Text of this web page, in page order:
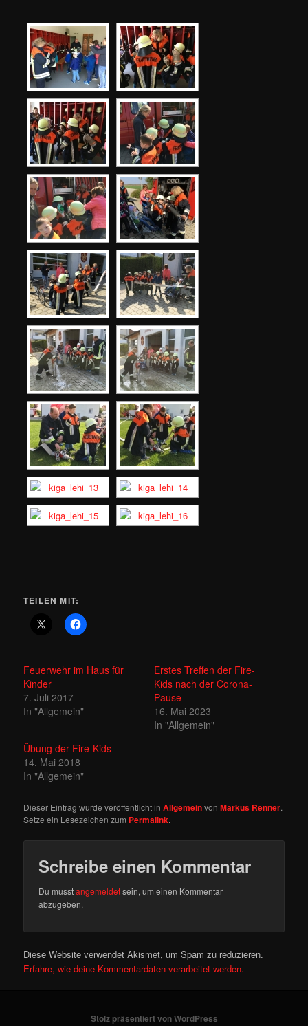
TEILEN MIT:
Feuerwehr im Haus für
Kinder
7. Juli 2017
In "Allgemein"
Erstes Treffen der Fire-
Kids nach der Corona-
Pause
16. Mai 2023
In "Allgemein"
Übung der Fire-Kids
14. Mai 2018
In "Allgemein"
Dieser Eintrag wurde veröffentlicht inAllgemeinvonMarkus Renner.
Setze ein Lesezeichen zum Permalink.
Schreibe einen Kommentar
Du musstangemeldetsein, um einen Kommentar
abzugeben.
Diese Website verwendet Akismet, um Spam zu reduzieren.
Erfahre, wie deine Kommentardaten verarbeitet werden.
Stolz präsentiert von WordPress